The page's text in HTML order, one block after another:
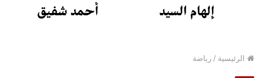
الرئيسية / رياضة